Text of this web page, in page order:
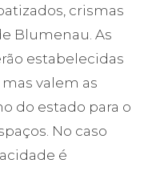
crismas
Blumenau. As
estabelecidas
valem as
do estado para o
No caso
é